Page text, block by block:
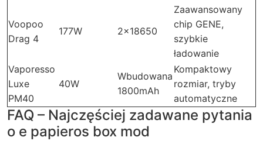
Voopoo
Drag 4
177W 2×18650
Zaawansowany
chip GENE,
szybkie
ładowanie
Vaporesso
Luxe
PM40
40W
Wbudowana
1800mAh
Kompaktowy
rozmiar, tryby
automatyczne
FAQ – Najczęściej zadawane pytania
o e papieros box mod